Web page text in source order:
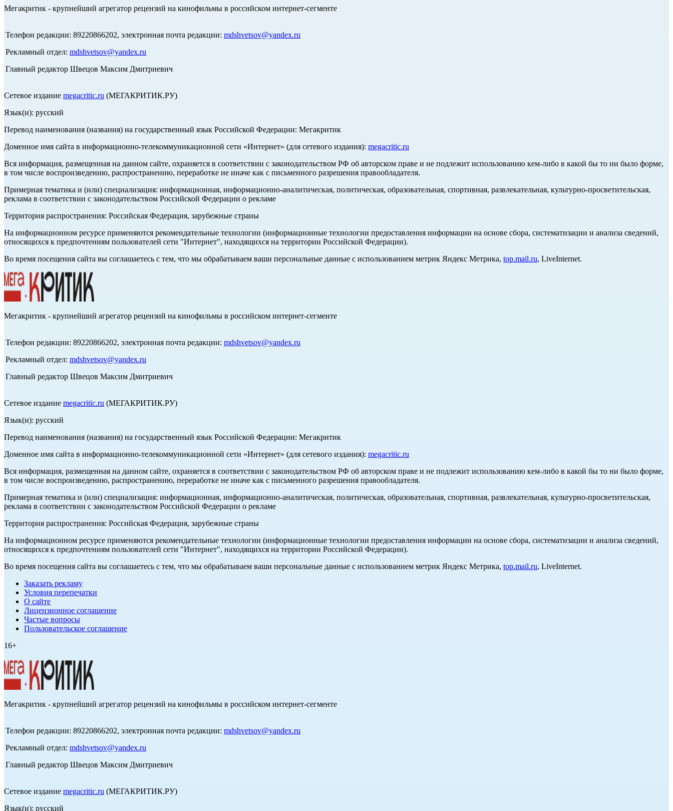
Мегакритик - крупнейший агрегатор рецензий на кинофильмы в российском интернет-сегменте
Телефон редакции: 89220866202, электронная почта редакции: mdshvetsov@yandex.ru
Рекламный отдел: mdshvetsov@yandex.ru
Главный редактор Швецов Максим Дмитриевич
Сетевое издание megacritic.ru (МЕГАКРИТИК.РУ)
Язык(и): русский
Перевод наименования (названия) на государственный язык Российской Федерации: Мегакритик
Доменное имя сайта в информационно-телекоммуникационной сети «Интернет» (для сетевого издания): megacritic.ru
Вся информация, размещенная на данном сайте, охраняется в соответствии с законодательством РФ об авторском праве и не подлежит использованию кем-либо в какой бы то ни было форме,
в том числе воспроизведению, распространению, переработке не иначе как с письменного разрешения правообладателя.
Примерная тематика и (или) специализация: информационная, информационно-аналитическая, политическая, образовательная, спортивная, развлекательная, культурно-просветительская,
реклама в соответствии с законодательством Российской Федерации о рекламе
Территория распространения: Российская Федерация, зарубежные страны
На информационном ресурсе применяются рекомендательные технологии (информационные технологии предоставления информации на основе сбора, систематизации и анализа сведений,
относящихся к предпочтениям пользователей сети "Интернет", находящихся на территории Российской Федерации).
Во время посещения сайта вы соглашаетесь с тем, что мы обрабатываем ваши персональные данные с использованием метрик Яндекс Метрика, top.mail.ru, LiveInternet.
Мегакритик - крупнейший агрегатор рецензий на кинофильмы в российском интернет-сегменте
Телефон редакции: 89220866202, электронная почта редакции: mdshvetsov@yandex.ru
Рекламный отдел: mdshvetsov@yandex.ru
Главный редактор Швецов Максим Дмитриевич
Сетевое издание megacritic.ru (МЕГАКРИТИК.РУ)
Язык(и): русский
Перевод наименования (названия) на государственный язык Российской Федерации: Мегакритик
Доменное имя сайта в информационно-телекоммуникационной сети «Интернет» (для сетевого издания): megacritic.ru
Вся информация, размещенная на данном сайте, охраняется в соответствии с законодательством РФ об авторском праве и не подлежит использованию кем-либо в какой бы то ни было форме,
в том числе воспроизведению, распространению, переработке не иначе как с письменного разрешения правообладателя.
Примерная тематика и (или) специализация: информационная, информационно-аналитическая, политическая, образовательная, спортивная, развлекательная, культурно-просветительская,
реклама в соответствии с законодательством Российской Федерации о рекламе
Территория распространения: Российская Федерация, зарубежные страны
На информационном ресурсе применяются рекомендательные технологии (информационные технологии предоставления информации на основе сбора, систематизации и анализа сведений,
относящихся к предпочтениям пользователей сети "Интернет", находящихся на территории Российской Федерации).
Во время посещения сайта вы соглашаетесь с тем, что мы обрабатываем ваши персональные данные с использованием метрик Яндекс Метрика, top.mail.ru, LiveInternet.
Заказать рекламу
Условия перепечатки
О сайте
Лицензионное соглашение
Частые вопросы
Пользовательское соглашение
16+
Мегакритик - крупнейший агрегатор рецензий на кинофильмы в российском интернет-сегменте
Телефон редакции: 89220866202, электронная почта редакции: mdshvetsov@yandex.ru
Рекламный отдел: mdshvetsov@yandex.ru
Главный редактор Швецов Максим Дмитриевич
Сетевое издание megacritic.ru (МЕГАКРИТИК.РУ)
Язык(и): русский